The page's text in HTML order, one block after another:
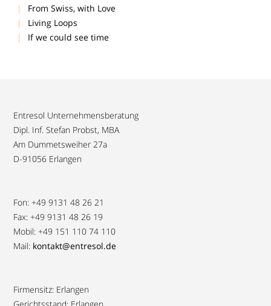
From Swiss, with Love
Living Loops
If we could see time
Entresol Unternehmensberatung
Dipl. Inf. Stefan Probst, MBA
Am Dummetsweiher 27a
D-91056 Erlangen
Fon: +49 9131 48 26 21
Fax: +49 9131 48 26 19
Mobil: +49 151 110 74 110
Mail: kontakt@entresol.de
Firmensitz: Erlangen
Gerichtsstand: Erlangen